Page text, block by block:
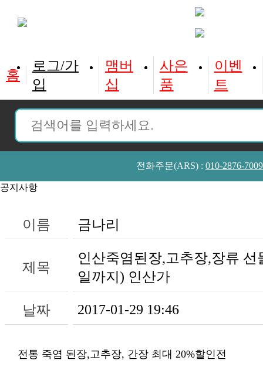
홈
입 십 품 트
전화주문(ARS) : 010-2876-7009
공지사항
이름 금나리
제목
일까지) 인산가
날짜 2017-01-29 19:46
전통 죽염 된장,고추장, 간장 최대 20%할인전